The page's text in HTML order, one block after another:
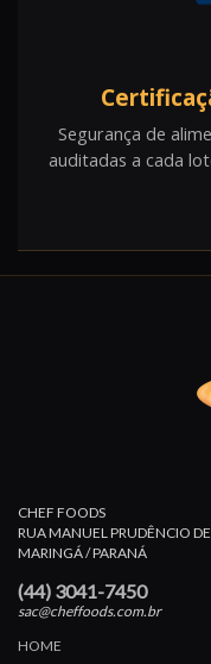
Segurança de
auditadas a cada
CHEF FOODS
RUA MANUEL PRUDÊNCIO
MARINGÁ / PARANÁ
(44) 3041-7450
sac@cheffoods.com.br
HOME